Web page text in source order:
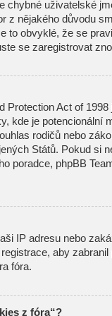
chybné uživatelské
z nějakého důvodu
to obvyklé, že se
se zaregistrovat
Protection Act of
kde je potencionální
rodičů nebo
Států. Pokud si
poradce, phpBB
IP adresu nebo
aby
fóra.
z fóra“?